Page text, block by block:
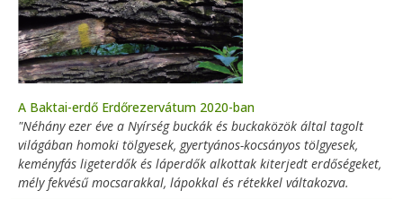
A Baktai-erdő Erdőrezervátum 2020-ban
"Néhány ezer éve a Nyírség buckák és buckaközök által tagolt
világában homoki tölgyesek, gyertyános-kocsányos tölgyesek,
keményfás ligeterdők és láperdők alkottak kiterjedt erdőségeket,
mély fekvésű mocsarakkal, lápokkal és rétekkel váltakozva.